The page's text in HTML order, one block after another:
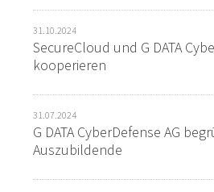
31.10.2024
SecureCloud und G DATA
kooperieren
31.07.2024
G DATA CyberDefense AG
Auszubildende